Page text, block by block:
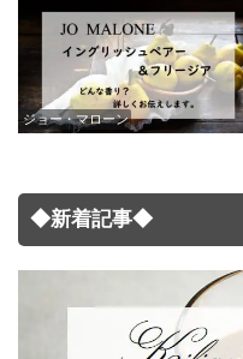
ジョー・マローン
◆新着記事◆